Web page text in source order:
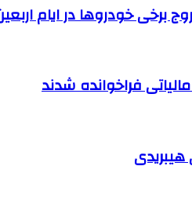
برخی خودروها در ایام
فراخوانده شدند